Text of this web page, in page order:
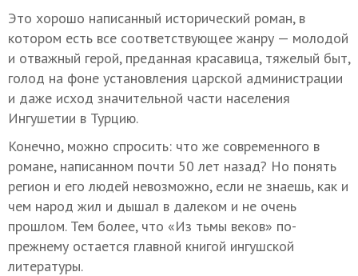
Это хорошо написанный исторический роман, в
котором есть все соответствующее жанру — молодой
и отважный герой, преданная красавица, тяжелый быт,
голод на фоне установления царской администрации
и даже исход значительной части населения
Ингушетии в Турцию.
Конечно, можно спросить: что же современного в
романе, написанном почти 50 лет назад? Но понять
регион и его людей невозможно, если не знаешь, как и
чем народ жил и дышал в далеком и не очень
прошлом. Тем более, что «Из тьмы веков» по-
прежнему остается главной книгой ингушской
литературы.